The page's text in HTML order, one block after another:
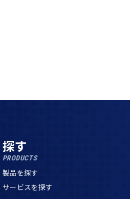
探す
PRODUCTS
製品を探す
サービスを探す